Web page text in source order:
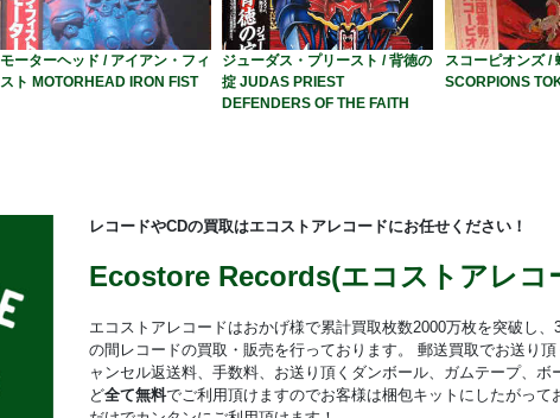
モーターヘッド / アイアン・フィ
スト MOTORHEAD IRON FIST
ジューダス・プリースト / 背徳の
掟 JUDAS PRIEST
DEFENDERS OF THE FAITH
スコーピオンズ /
SCORPIONS
レコードやCDの買取はエコストアレコードにお任せください！
Ecostore Records(エコストアレコ
エコストアレコードはおかげ様で累計買取枚数2000万枚を突破し、
の間レコードの買取・販売を行っております。 郵送買取でお送り頂
ャンセル返送料、手数料、お送り頂くダンボール、ガムテープ、ボ
ど全て無料でご利用頂けますのでお客様は梱包キットにしたがって